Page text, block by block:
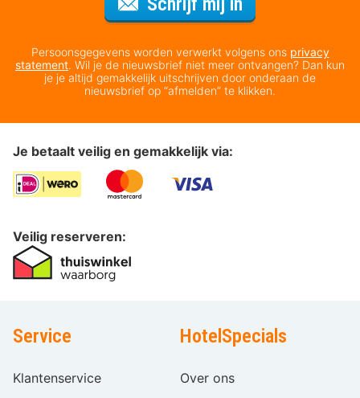
Persoonsgegevens worden verwerkt volgens ons privacy
statement. Wil je de nieuwsbrief niet meer ontvangen? Dan kun
je je altijd gemakkelijk uitschrijven door onderaan de
nieuwsbrief op “afmelden” te klikken.
Je betaalt veilig en gemakkelijk via:
Veilig reserveren:
Service
Klantenservice
HotelSpecials
Over ons